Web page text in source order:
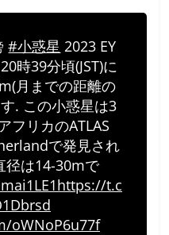
#小惑星 2023 EY
時39分頃(JST)に
月までの距離の
. この小惑星は3
フリカのATLAS
で発見され
径は14-30mで
https://t.c
oWNoP6u77f